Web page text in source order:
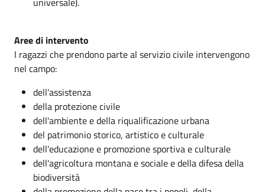
Aree di intervento
I ragazzi che prendono parte al servizio civile intervengono
nel campo:
dell'assistenza
della protezione civile
dell'ambiente e della riqualificazione urbana
del patrimonio storico, artistico e culturale
dell'educazione e promozione sportiva e culturale
dell'agricoltura montana e sociale e della difesa della
biodiversità